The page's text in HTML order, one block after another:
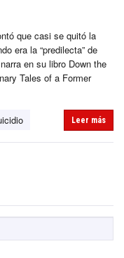
que casi se quitó la
era la “predilecta” de
en su libro Down the
Tales of a Former
Leer más